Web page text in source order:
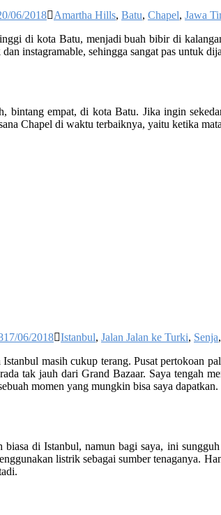
06/2018 Amartha Hills, Batu, Chapel, Jawa
di kota Batu, menjadi buah bibir di
instagramable, sehingga sangat pas untuk
empat, di kota Batu. Jika ingin
Chapel di waktu terbaiknya, yaitu ketika
17/06/2018 Istanbul, Jalan Jalan ke Turki, Senja,
masih cukup terang. Pusat pertokoan
tak jauh dari Grand Bazaar. Saya tengah
momen yang mungkin bisa saya dapatkan.
di Istanbul, namun bagi saya, ini
listrik sebagai sumber tenaganya.